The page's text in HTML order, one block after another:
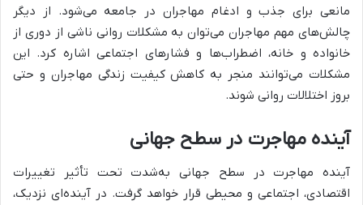
مانعی برای جذب و ادغام مهاجران در جامعه می‌شود. از دیگر
چالش‌های مهم مهاجران می‌توان به مشکلات روانی ناشی از دوری از
خانواده و خانه، اضطراب‌ها و فشارهای اجتماعی اشاره کرد. این
مشکلات می‌توانند منجر به کاهش کیفیت زندگی مهاجران و حتی
بروز اختلالات روانی شوند.
آینده مهاجرت در سطح جهانی
آینده مهاجرت در سطح جهانی به‌شدت تحت تأثیر تغییرات
اقتصادی، اجتماعی و محیطی قرار خواهد گرفت. در آینده‌ای نزدیک،